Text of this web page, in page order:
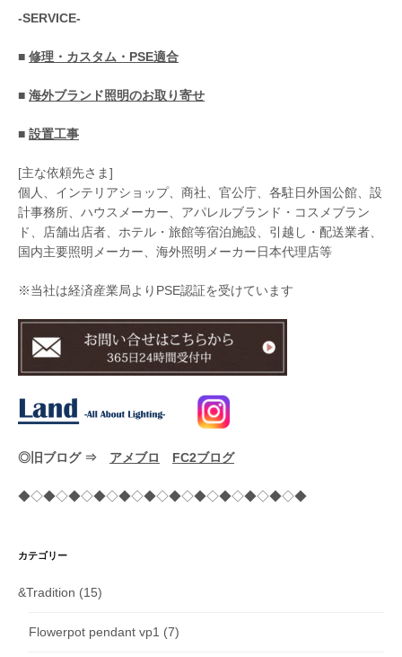
-SERVICE-
■ 修理・カスタム・PSE適合
■ 海外ブランド照明のお取り寄せ
■ 設置工事
[主な依頼先さま]
個人、インテリアショップ、商社、官公庁、各駐日外国公館、設
計事務所、ハウスメーカー、アパレルブランド・コスメブラン
ド、店舗出店者、ホテル・旅館等宿泊施設、引越し・配送業者、
国内主要照明メーカー、海外照明メーカー日本代理店等
※当社は経済産業局よりPSE認証を受けています
◎旧ブログ ⇒ アメブロ FC2ブログ
◆◇◆◇◆◇◆◇◆◇◆◇◆◇◆◇◆◇◆◇◆◇◆
カテゴリー
&Tradition (15)
Flowerpot pendant vp1 (7)